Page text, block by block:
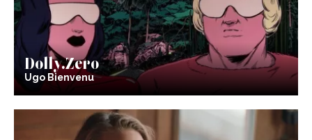
Dolly.Zero
Ugo Bienvenu